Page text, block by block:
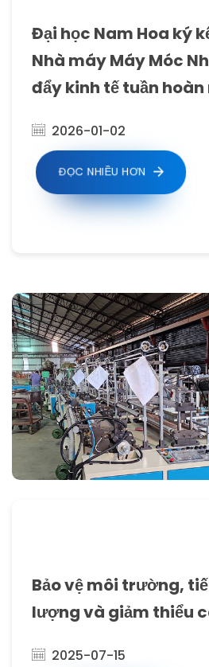
Đại học Nam Hoa ký
Nhà máy Máy Móc
đẩy kinh tế tuần
2026-01-02
ĐỌC NHIỀU HƠN
Bảo vệ môi trường,
lượng và giảm thiểu
2025-07-15